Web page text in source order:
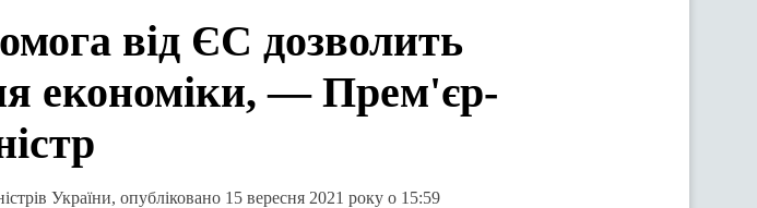
від ЄС дозволить
економіки, — Прем'єр-
України, опубліковано 15 вересня 2021 року о 15:59